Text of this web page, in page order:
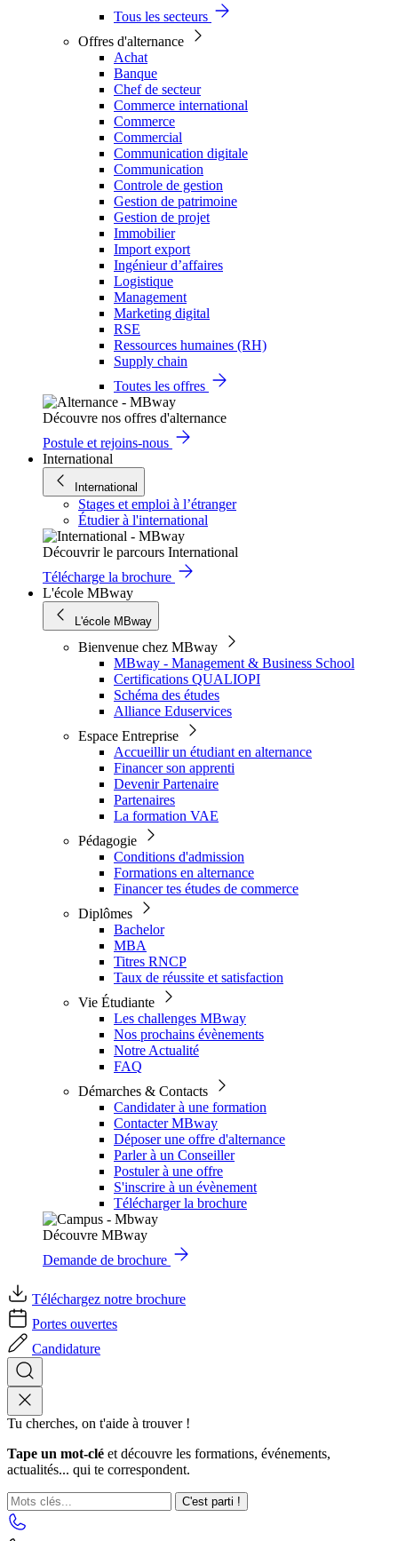
Tous les secteurs
Offres d'alternance
Achat
Banque
Chef de secteur
Commerce international
Commerce
Commercial
Communication digitale
Communication
Controle de gestion
Gestion de patrimoine
Gestion de projet
Immobilier
Import export
Ingénieur d’affaires
Logistique
Management
Marketing digital
RSE
Ressources humaines (RH)
Supply chain
Toutes les offres
Découvre nos offres d'alternance
Postule et rejoins-nous
International
International
Stages et emploi à l’étranger
Étudier à l'international
Découvrir le parcours International
Télécharge la brochure
L'école MBway
L'école MBway
Bienvenue chez MBway
MBway - Management & Business School
Certifications QUALIOPI
Schéma des études
Alliance Eduservices
Espace Entreprise
Accueillir un étudiant en alternance
Financer son apprenti
Devenir Partenaire
Partenaires
La formation VAE
Pédagogie
Conditions d'admission
Formations en alternance
Financer tes études de commerce
Diplômes
Bachelor
MBA
Titres RNCP
Taux de réussite et satisfaction
Vie Étudiante
Les challenges MBway
Nos prochains évènements
Notre Actualité
FAQ
Démarches & Contacts
Candidater à une formation
Contacter MBway
Déposer une offre d'alternance
Parler à un Conseiller
Postuler à une offre
S'inscrire à un évènement
Télécharger la brochure
Découvre MBway
Demande de brochure
Téléchargez notre brochure
Portes ouvertes
Candidature
Tu cherches, on t'aide à trouver !
Tape un mot-clé et découvre les formations, événements,
actualités... qui te correspondent.
C'est parti !